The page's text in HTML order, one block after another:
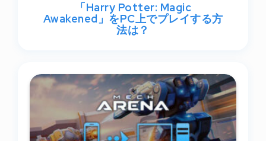
「Harry Potter: Magic
Awakened」をPC上でプレイする方
法は？